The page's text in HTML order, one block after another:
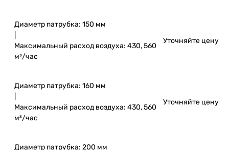
Диаметр патрубка: 150 мм
Максимальный расход воздуха: 430, 560
м³/час
Уточняйте цену
Диаметр патрубка: 160 мм
Максимальный расход воздуха: 430, 560
м³/час
Уточняйте цену
Диаметр патрубка: 200 мм